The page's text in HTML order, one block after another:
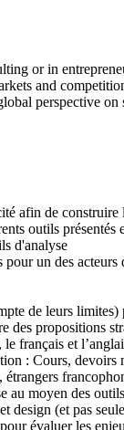
or in
and
perspective
afin de construire
outils présentés
d'analyse
un des acteurs
de leurs
des propositions
français et
: Cours,
au moyen des
design (et pas
évaluer les